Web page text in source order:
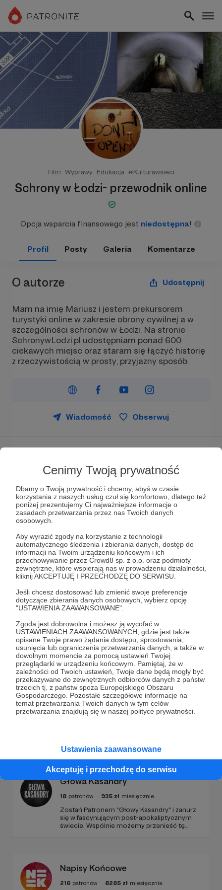
Cenimy Twoją prywatność
Dbamy o Twoją prywatność i chcemy, abyś w czasie
korzystania z naszych usług czuł się komfortowo, dlatego też
poniżej prezentujemy Ci najważniejsze informacje o
zasadach przetwarzania przez nas Twoich danych
osobowych.
Aby wyrazić zgody na korzystanie z technologii
automatycznego śledzenia i zbierania danych, dostęp do
informacji na Twoim urządzeniu końcowym i ich
przechowywanie przez Crowd8 sp. z o.o. oraz podmioty
zewnętrzne, które wspierają nas w prowadzeniu działalności,
kliknij AKCEPTUJĘ I PRZECHODZĘ DO SERWISU.
Jeśli chcesz dostosować lub zmienić swoje preferencje
dotyczące zbierania danych osobowych, wybierz opcję
"USTAWIENIA ZAAWANSOWANE".
Zgoda jest dobrowolna i możesz ją wycofać w
USTAWIENIACH ZAAWANSOWANYCH, gdzie jest także
opisane Twoje prawo żądania dostępu, sprostowania,
usunięcia lub ograniczenia przetwarzania danych, a także w
dowolnym momencie za pomocą ustawień Twojej
przeglądarki w urządzeniu końcowym. Pamiętaj, że w
zależności od Twoich ustawień, Twoje dane będą mogły być
przekazywane do zewnętrznych odbiorców danych z państw
trzecich tj. z państw spoza Europejskiego Obszaru
Gospodarczego. Pozostałe szczegółowe informacje na
temat przetwarzania Twoich danych w tym celów
przetwarzania znajdują się w naszej polityce prywatności.
Ustawienia zaawansowane
Akceptuję i przechodzę do serwisu
Film Wyprawy Edukacja #Kulturawsieci
Schrony w Łodzi- przewodnik online
Opcja wsparcia finansowego jest niedostępna!
Profil Posty Galeria Komentarze
O autorze Udostępnij
Mam na imię Mariusz i jestem prekursorem
turystyki online w zakresie obrony cywilnej a w
szczególności schronów w Łodzi. Na stronie
SchronywLodzi.pl udostępniam ponad 600
ciekawych miejsc oraz staram się łączyć historię
z rzeczywistością w prosty, przyjazny sposób.
Wiadomość Obserwuj
bardzo mi miło, że zajrzałeś na mój profil, gdzie
robię.
Będę bardzo wdzięczny jeśli wesprzesz mnie
w działaniach, które sprawiają mi radość i
spełnienie siebie.
Mam na imię Mariusz, mieszkam w Łodzi i odkąd
pamiętam interesuję się historią tego miasta.
Robię co mogę, by w moim mieście mieszkało się
choć trochę lepiej i wygodniej.
Od wielu lat jestem członkiem Towarzystwa
Opieki nad Zabytkami w Łodzi i jednym z moich
sukcesów jest doprowadzenie do wpisania do
gminnej i wojewódzkiej ewidencji zabytków
zapomnianego i zdewastowanego cmentarza
ewangelickiego z XIX w. w Łodzi.
Jeśli chcesz zobaczyć drogę przekształcenia
Rozwiń opis
Głowa Kasandry
18 patronów 935 zł miesięcznie
​Zostań Patronem "Głowy Kasandry" i zanurz
się w fascynującym post-apokaliptycznym
świecie. Wspólnie możemy przenieść tę
Napisy Końcowe
216 patronów 8285 zł miesięcznie